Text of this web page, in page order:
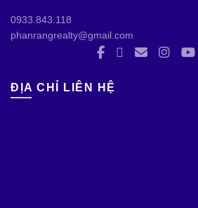
0933.843.118
phanrangrealty@gmail.com
ĐỊA CHỈ LIÊN HỆ